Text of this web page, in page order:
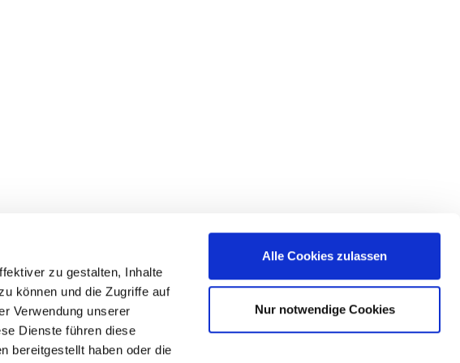
zu gestalten, Inhalte
können und die Zugriffe auf
Verwendung unserer
Dienste führen diese
bereitgestellt haben oder die
Alle Cookies zulassen
Nur notwendige Cookies
Die Initiative Energieeffizienz- und Klimaschutz-
Netzwerke unterstützt